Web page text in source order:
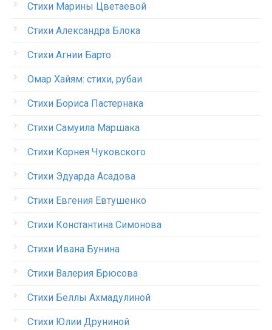
Стихи Марины Цветаевой
Стихи Александра Блока
Стихи Агнии Барто
Омар Хайям: стихи, рубаи
Стихи Бориса Пастернака
Стихи Самуила Маршака
Стихи Корнея Чуковского
Стихи Эдуарда Асадова
Стихи Евгения Евтушенко
Стихи Константина Симонова
Стихи Ивана Бунина
Стихи Валерия Брюсова
Стихи Беллы Ахмадулиной
Стихи Юлии Друниной